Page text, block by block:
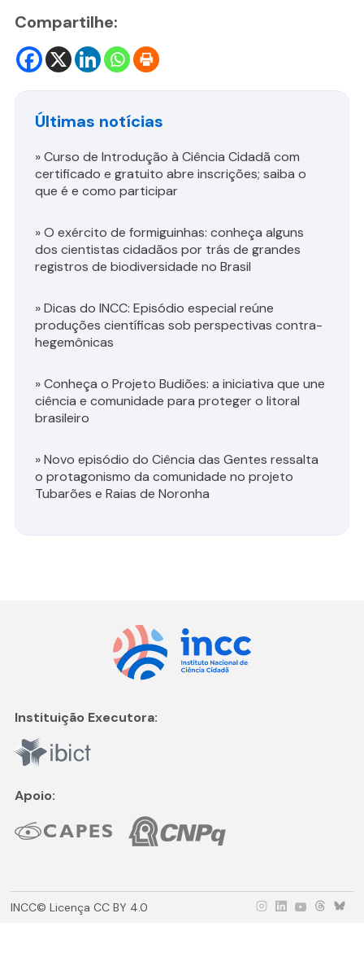
Compartilhe:
Últimas notícias
»Curso de Introdução à Ciência Cidadã com
certificado e gratuito abre inscrições; saiba o
que é e como participar
»O exército de formiguinhas: conheça alguns
dos cientistas cidadãos por trás de grandes
registros de biodiversidade no Brasil
»Dicas do INCC: Episódio especial reúne
produções científicas sob perspectivas contra-
hegemônicas
»Conheça o Projeto Budiões: a iniciativa que une
ciência e comunidade para proteger o litoral
brasileiro
»Novo episódio do Ciência das Gentes ressalta
o protagonismo da comunidade no projeto
Tubarões e Raias de Noronha
Instituição Executora:
Apoio:
INCC© Licença CC BY 4.0